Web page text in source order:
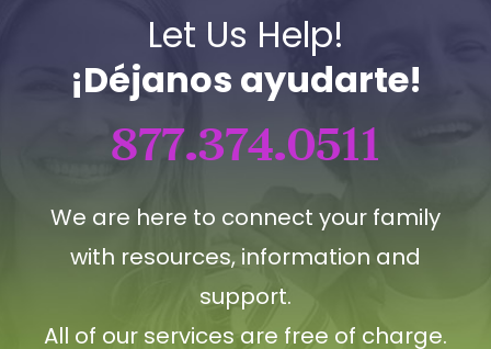
Let Us Help!
¡Déjanos ayudarte!
877.374.0511
We are here to connect your family
with resources, information and
support.
All of our services are free of charge.